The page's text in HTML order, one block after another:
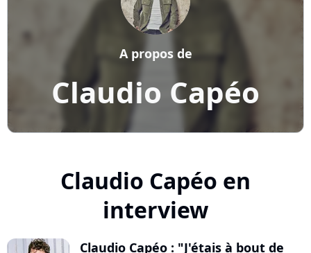
Claudio Capéo
A propos de
Claudio Capéo en
interview
Claudio Capéo : "J'étais à bout de